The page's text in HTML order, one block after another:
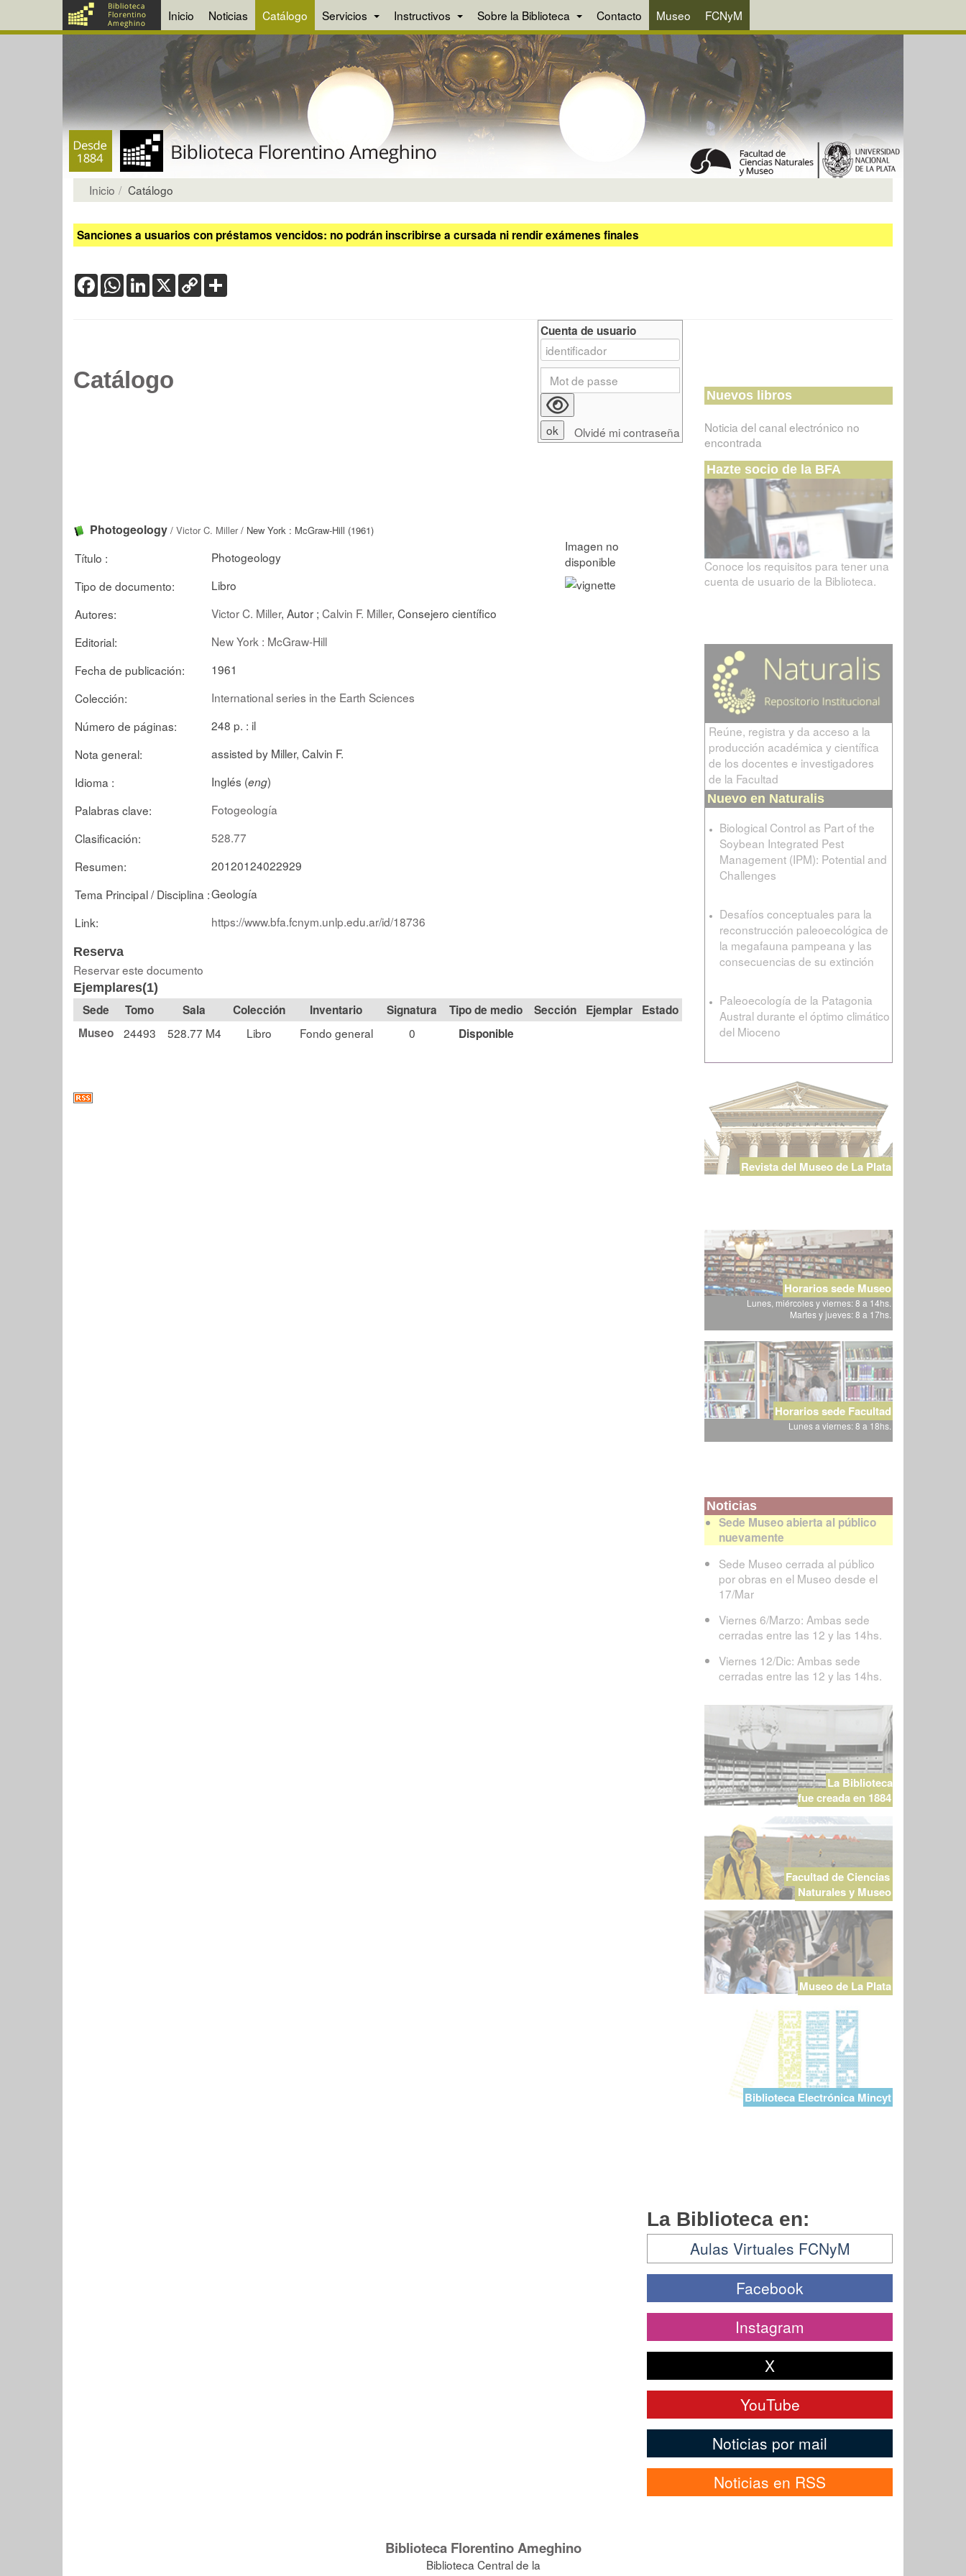
Inicio Noticias Catálogo Servicios Instructivos Sobre la Biblioteca Contacto Museo FCNyM
Inicio Catálogo
Sanciones a usuarios con préstamos vencidos: no podrán inscribirse a cursada ni rendir exámenes finales
FacebookWhatsApp
LinkedIn
X Copy
Link
Catálogo
Photogeology / Victor C. Miller/ New York : McGraw-Hill (1961)
Título :
Photogeology
Tipo de documento:
Libro
Autores:
Victor C. Miller, Autor ; Calvin F. Miller, Consejero científico
Editorial:
New York : McGraw-Hill
Fecha de publicación:
1961
Colección:
International series in the Earth Sciences
Número de páginas:
248 p. : il
Nota general:
assisted by Miller, Calvin F.
Idioma :
Inglés (eng)
Palabras clave:
Fotogeología
Clasificación:
528.77
Resumen:
20120124022929
Tema Principal / Disciplina :Geología
Link:
https://www.bfa.fcnym.unlp.edu.ar/id/18736
Reserva
Reservar este documento
Ejemplares(1)
Tomo Sala Colección Signatura Tipo de medio Sección
Estado
Museo
24493 528.77 M4 Libro Fondo general 0 Disponible
Cuenta de usuario
Olvidé mi contraseña
Nuevos libros
Noticia del canal electrónico no
encontrada
Hazte socio de la BFA
Conoce los requisitos para tener una
cuenta de usuario de la Biblioteca.
Reúne, registra y da acceso a la
producción académica y científica
de los docentes e investigadores
de la Facultad
Nuevo en Naturalis
Biological Control as Part of the
Soybean Integrated Pest
Management (IPM): Potential and
Challenges
Desafíos conceptuales para la
reconstrucción paleoecológica de
la megafauna pampeana y las
consecuencias de su extinción
Paleoecología de la Patagonia
Austral durante el óptimo climático
del Mioceno
Revista del Museo de La Plata
Horarios sede Museo
Lunes, miércoles y viernes: 8 a 14hs.
Martes y jueves: 8 a 17hs.
Horarios sede Facultad
Lunes a viernes: 8 a 18hs.
Noticias
Sede Museo abierta al público
nuevamente
Sede Museo cerrada al público
por obras en el Museo desde el
17/Mar
Viernes 6/Marzo: Ambas sede
cerradas entre las 12 y las 14hs.
Viernes 12/Dic: Ambas sede
cerradas entre las 12 y las 14hs.
La Biblioteca
fue creada en 1884
Facultad de Ciencias
Naturales y Museo
Museo de La Plata
Biblioteca Electrónica Mincyt
La Biblioteca en:
Aulas Virtuales FCNyM
Facebook
Instagram
X
YouTube
Noticias por mail
Noticias en RSS
Biblioteca Florentino Ameghino
Biblioteca Central de la